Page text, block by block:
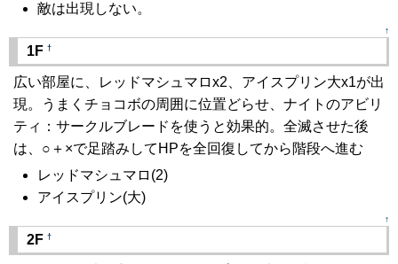
敵は出現しない。
↑
1F †
広い部屋に、レッドマシュマロx2、アイスプリン大x1が出
現。うまくチョコボの周囲に位置どらせ、ナイトのアビリ
ティ：サークルブレードを使うと効果的。全滅させた後
は、○＋×で足踏みしてHPを全回復してから階段へ進む
レッドマシュマロ(2)
アイスプリン(大)
↑
2F †